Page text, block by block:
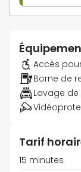
Accès
Borne de
Lavage de
Tarif
15 minutes